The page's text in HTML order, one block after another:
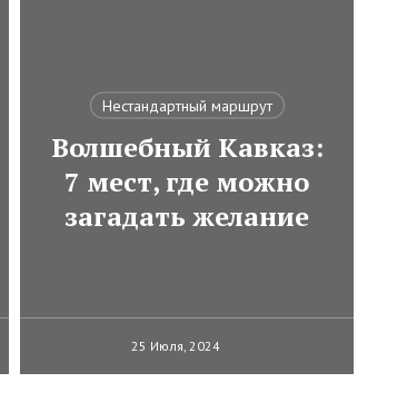
Нестандартный маршрут
Волшебный Кавказ:
7 мест, где можно
загадать желание
25 Июля, 2024